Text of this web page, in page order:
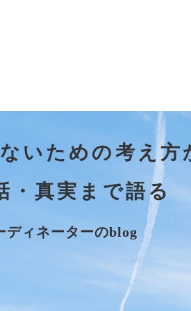
いための考え方
・真実まで語る
ディネーターのblog